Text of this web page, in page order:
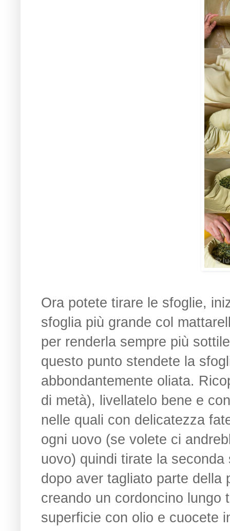
Ora potete tirare le sfoglie,
sfoglia più grande col
per renderla sempre più
questo punto stendete la
abbondantemente oliata.
di metà), livellatelo bene e
nelle quali con delicatezza
ogni uovo (se volete ci
uovo) quindi tirate la
dopo aver tagliato parte della
creando un cordoncino lungo
superficie con olio e cuocete